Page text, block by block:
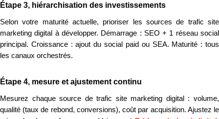
Étape 3, hiérarchisation des investissements
Selon votre maturité actuelle, prioriser les sources de trafic site
marketing digital à développer. Démarrage : SEO + 1 réseau social
principal. Croissance : ajout du social paid ou SEA. Maturité : tous
les canaux orchestrés.
Étape 4, mesure et ajustement continu
Mesurez chaque source de trafic site marketing digital : volume,
qualité (taux de rebond, conversions), coût par acquisition. Ajustez le